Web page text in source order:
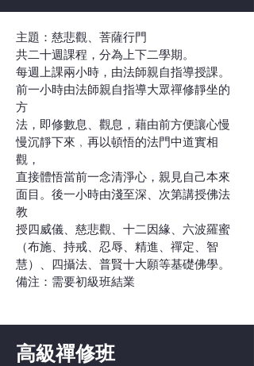
主題：慈悲觀、菩薩行門
共二十週課程，分為上下二學期。
每週上課兩小時，由法師親自指導授課。
前一小時由法師親自指導大眾禪修靜坐的
方
法，即修數息、觀息，藉由前方便讓心慢
慢沉靜下來﹐再以頓悟的法門中道實相
觀，
直接體悟當前一念清淨心，親見自己本來
面目。後一小時由淺至深、次第講授佛法
教
授四威儀、慈悲觀、十二因緣、六波羅蜜
（布施、持戒、忍辱、精進、禪定、智
慧）、四攝法、普賢十大願等基礎佛學。
備注：需要初級班結業
高級禪修班